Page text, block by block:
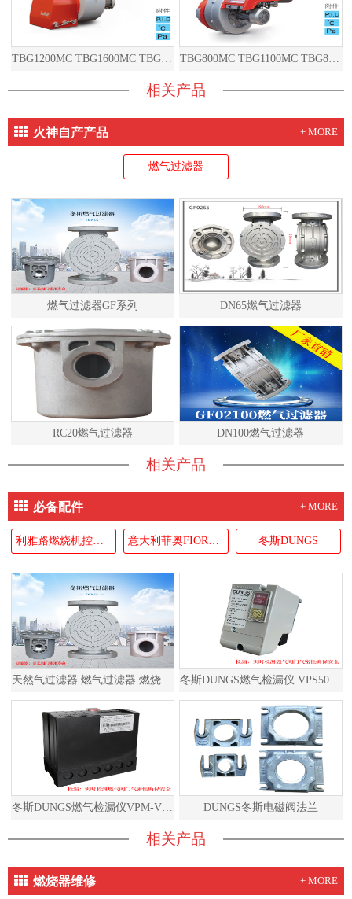
相关产品
火神自产产品 + MORE
燃气过滤器
燃气过滤器GF系列 DN65燃气过滤器
RC20燃气过滤器 DN100燃气过滤器
相关产品
必备配件 + MORE
冬斯DUNGS
DUNGS冬斯电磁阀法兰
相关产品
燃烧器维修 + MORE